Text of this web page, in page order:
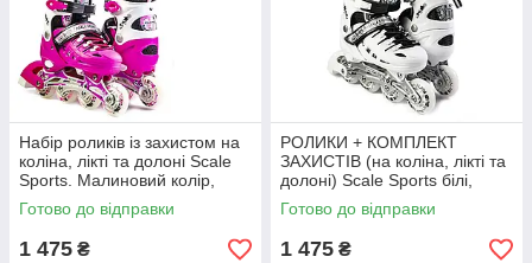
Набір роликів із захистом на
коліна, лікті та долоні Scale
Sports. Малиновий колір,
розмір 34-38
Готово до відправки
1 475 ₴
РОЛИКИ + КОМПЛЕКТ
ЗАХИСТІВ (на коліна, лікті та
долоні) Scale Sports білі,
розмір 34-38
Готово до відправки
1 475 ₴